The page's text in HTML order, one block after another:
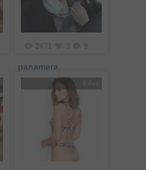
2471 3 9
panamera